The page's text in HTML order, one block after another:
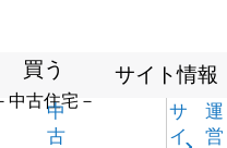
買う
中古住宅－
中
古
サイト情報
サ
イ
運
営